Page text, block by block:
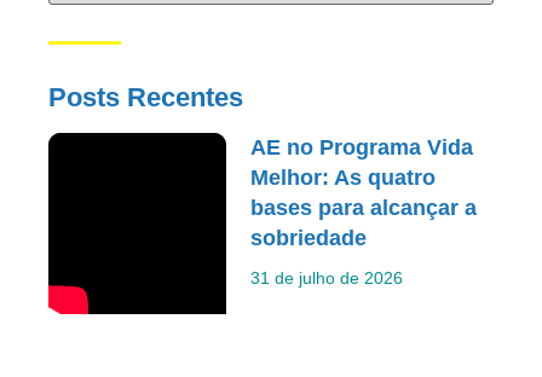
Posts Recentes
AE no Programa Vida
Melhor: As quatro
bases para alcançar a
sobriedade
31 de julho de 2026